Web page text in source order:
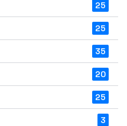
25
25
35
20
25
3